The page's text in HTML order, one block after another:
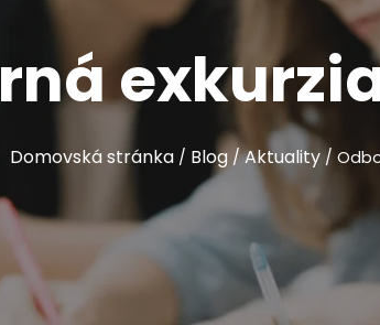
Domovská stránka/ Blog/Aktuality/